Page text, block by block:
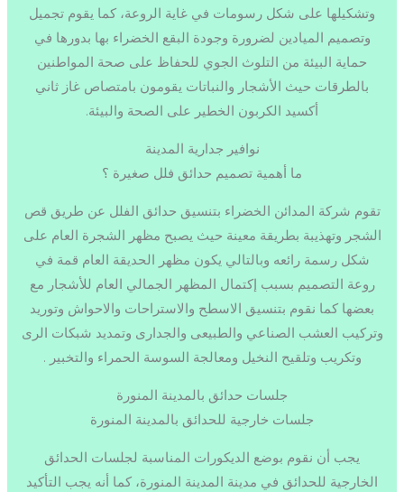
وتشكيلها على شكل رسومات في غاية الروعة، كما يقوم تجميل
وتصميم الميادين لضرورة وجودة البقع الخضراء بها بدورها في
حماية البيئة من التلوث الجوي للحفاظ على صحة المواطنين
بالطرقات حيث الأشجار والنباتات يقومون بامتصاص غاز ثاني
أكسيد الكربون الخطير على الصحة والبيئة.
نوافير جدارية المدينة
ما أهمية تصميم حدائق فلل صغيرة ؟
تقوم شركة المدائن الخضراء بتنسيق حدائق الفلل عن طريق قص
الشجر وتهذيبة بطريقة معينة حيث يصبح مظهر الشجرة العام على
شكل رسمة رائعه وبالتالي يكون مظهر الحديقة العام قمة في
روعة التصميم بسبب إكتمال المظهر الجمالي العام للأشجار مع
بعضها كما نقوم بتنسيق الاسطح والاستراحات والاحواش وتوريد
وتركيب العشب الصناعي والطبيعى والجدارى وتمديد شبكات الرى
وتكريب وتلقيح النخيل ومعالجة السوسة الحمراء والتخبير .
جلسات حدائق بالمدينة المنورة
جلسات خارجية للحدائق بالمدينة المنورة
يجب أن نقوم بوضع الديكورات المناسبة لجلسات الحدائق
الخارجية للحدائق في مدينة المدينة المنورة، كما أنه يجب التأكيد